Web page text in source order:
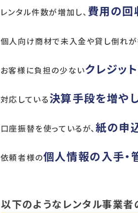
レンタル件数が増加し、 費用の回
個人向け商材で未入金や貸し倒れが
お客様に負担の少ないクレジッ
対応している決算手段を増や
口座振替を使っているが、紙の申
依頼者様の個人情報の入手・
以下のようなレンタル事業者